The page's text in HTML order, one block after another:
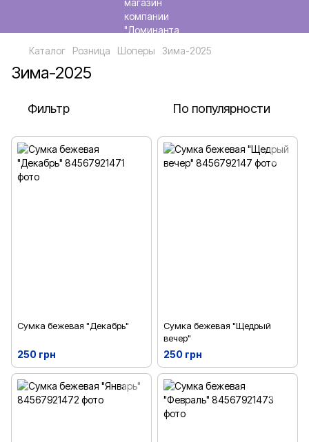
Каталог Розница Шоперы Зима-2025
Зима-2025
Фильтр По популярности
Сумка бежевая "Декабрь"
250 грн
Сумка бежевая "Щедрый
вечер"
250 грн